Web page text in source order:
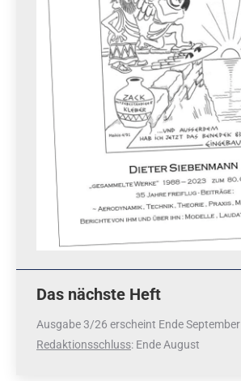
Das nächste Heft
Ausgabe 3/26 erscheint Ende September
Redaktionsschluss: Ende August